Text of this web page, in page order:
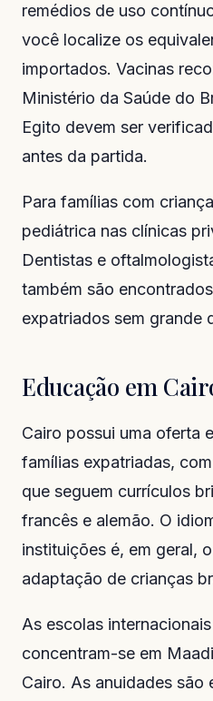
remédios de uso
você localize os
importados. Vacinas
Ministério da Saúde do
Egito devem ser
antes da partida.
Para famílias com
pediátrica nas clínicas
Dentistas e
também são
expatriados sem grande
Educação em
Cairo possui uma oferta
famílias expatriadas,
que seguem currículos
francês e alemão. O
instituições é, em geral,
adaptação de crianças
As escolas
concentram-se em
Cairo. As anuidades são